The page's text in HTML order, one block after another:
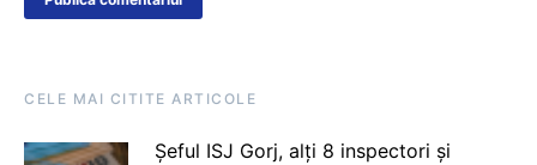
CELE MAI CITITE ARTICOLE
Șeful ISJ Gorj, alți 8 inspectori și